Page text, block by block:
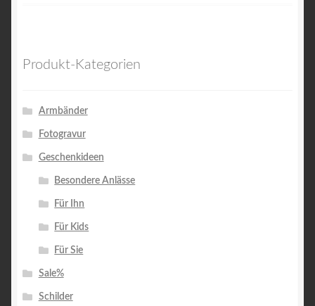
Produkt-Kategorien
Armbänder
Fotogravur
Geschenkideen
Besondere Anlässe
Für Ihn
Für Kids
Für Sie
Sale%
Schilder